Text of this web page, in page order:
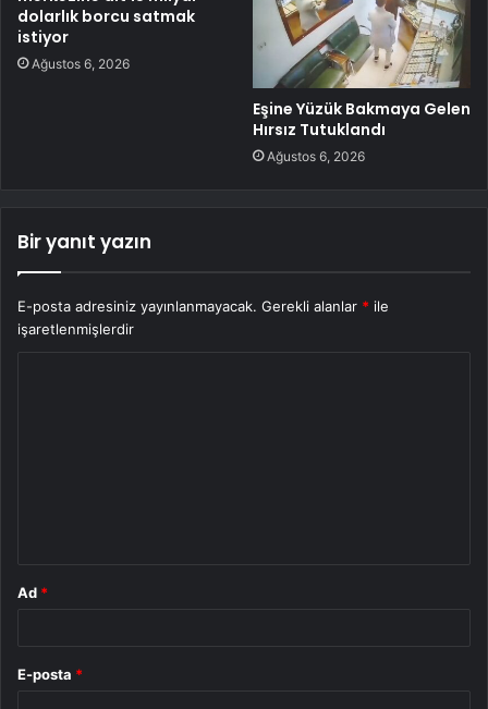
dolarlık borcu satmak
istiyor
Ağustos 6, 2026
Eşine Yüzük Bakmaya Gelen
Hırsız Tutuklandı
Ağustos 6, 2026
Bir yanıt yazın
E-posta adresiniz yayınlanmayacak. Gerekli alanlar * ile
işaretlenmişlerdir
Ad *
E-posta *